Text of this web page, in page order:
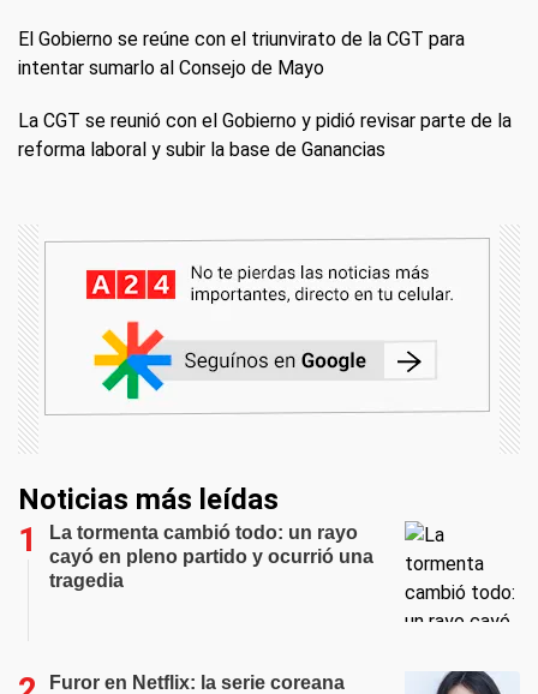
El Gobierno se reúne con el triunvirato de la CGT para
intentar sumarlo al Consejo de Mayo
La CGT se reunió con el Gobierno y pidió revisar parte de la
reforma laboral y subir la base de Ganancias
Noticias más leídas
La tormenta cambió todo: un rayo
cayó en pleno partido y ocurrió una
tragedia
Furor en Netflix: la serie coreana